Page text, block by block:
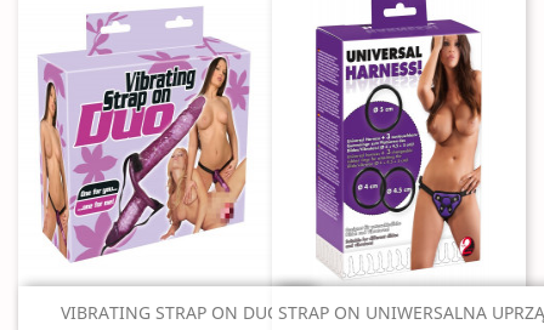
Szybki podgląd
VIBRATING STRAP ON DUO  Szybki podgląd
STRAP ON UNIWERSALNA